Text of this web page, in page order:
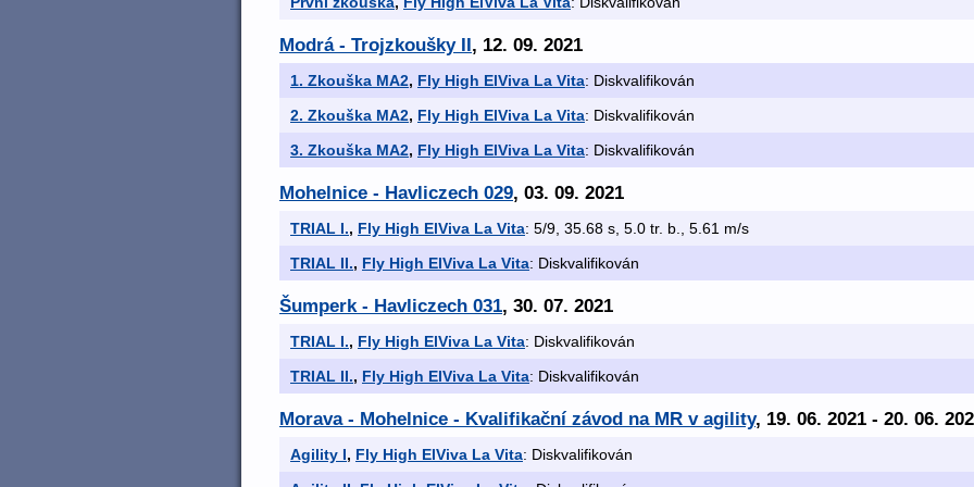
Modrá - Trojzkoušky II, 12. 09. 2021
1. Zkouška MA2, Fly High ElViva La Vita: Diskvalifikován
2. Zkouška MA2, Fly High ElViva La Vita: Diskvalifikován
3. Zkouška MA2, Fly High ElViva La Vita: Diskvalifikován
Mohelnice - Havliczech 029, 03. 09. 2021
TRIAL I., Fly High ElViva La Vita: 5/9, 35.68 s, 5.0 tr. b., 5.61 m/s
TRIAL II., Fly High ElViva La Vita: Diskvalifikován
Šumperk - Havliczech 031, 30. 07. 2021
TRIAL I., Fly High ElViva La Vita: Diskvalifikován
TRIAL II., Fly High ElViva La Vita: Diskvalifikován
Morava - Mohelnice - Kvalifikační závod na MR v agility, 19. 06. 2021 - 20. 06.
Agility I, Fly High ElViva La Vita: Diskvalifikován